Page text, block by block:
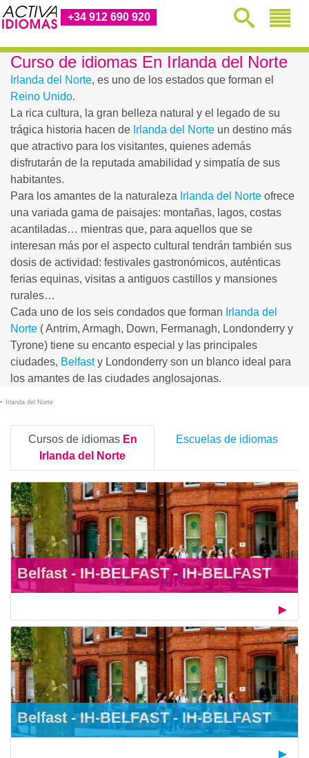
+34 912 690 920
Curso de idiomas En Irlanda del Norte
Irlanda del Norte, es uno de los estados que forman el
Reino Unido.
La rica cultura, la gran belleza natural y el legado de su
trágica historia hacen de Irlanda del Norte un destino más
que atractivo para los visitantes, quienes además
disfrutarán de la reputada amabilidad y simpatía de sus
habitantes.
Para los amantes de la naturaleza Irlanda del Norte ofrece
una variada gama de paisajes: montañas, lagos, costas
acantiladas… mientras que, para aquellos que se
interesan más por el aspecto cultural tendrán también sus
dosis de actividad: festivales gastronómicos, auténticas
ferias equinas, visitas a antiguos castillos y mansiones
rurales…
Cada uno de los seis condados que forman Irlanda del
Norte ( Antrim, Armagh, Down, Fermanagh, Londonderry y
Tyrone) tiene su encanto especial y las principales
ciudades, Belfasty Londonderry son un blanco ideal para
los amantes de las ciudades anglosajonas.
Irlanda del Norte
Cursos de idiomas En
Irlanda del Norte
Escuelas de idiomas
Belfast - IH-BELFAST - IH-BELFAST
Belfast - IH-BELFAST - IH-BELFAST